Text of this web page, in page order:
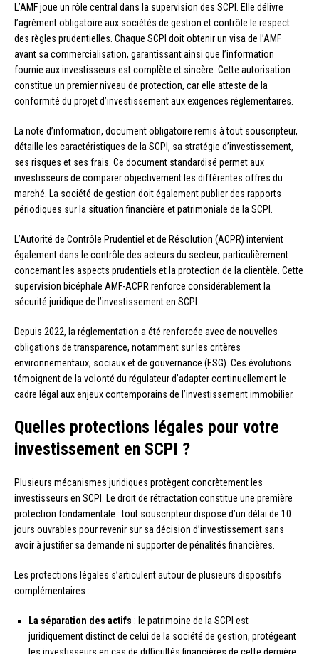
L’AMF joue un rôle central dans la supervision des SCPI. Elle délivre
l’agrément obligatoire aux sociétés de gestion et contrôle le respect
des règles prudentielles. Chaque SCPI doit obtenir un visa de l’AMF
avant sa commercialisation, garantissant ainsi que l’information
fournie aux investisseurs est complète et sincère. Cette autorisation
constitue un premier niveau de protection, car elle atteste de la
conformité du projet d’investissement aux exigences réglementaires.
La note d’information, document obligatoire remis à tout souscripteur,
détaille les caractéristiques de la SCPI, sa stratégie d’investissement,
ses risques et ses frais. Ce document standardisé permet aux
investisseurs de comparer objectivement les différentes offres du
marché. La société de gestion doit également publier des rapports
périodiques sur la situation financière et patrimoniale de la SCPI.
L’Autorité de Contrôle Prudentiel et de Résolution (ACPR) intervient
également dans le contrôle des acteurs du secteur, particulièrement
concernant les aspects prudentiels et la protection de la clientèle. Cette
supervision bicéphale AMF-ACPR renforce considérablement la
sécurité juridique de l’investissement en SCPI.
Depuis 2022, la réglementation a été renforcée avec de nouvelles
obligations de transparence, notamment sur les critères
environnementaux, sociaux et de gouvernance (ESG). Ces évolutions
témoignent de la volonté du régulateur d’adapter continuellement le
cadre légal aux enjeux contemporains de l’investissement immobilier.
Quelles protections légales pour votre
investissement en SCPI ?
Plusieurs mécanismes juridiques protègent concrètement les
investisseurs en SCPI. Le droit de rétractation constitue une première
protection fondamentale : tout souscripteur dispose d’un délai de 10
jours ouvrables pour revenir sur sa décision d’investissement sans
avoir à justifier sa demande ni supporter de pénalités financières.
Les protections légales s’articulent autour de plusieurs dispositifs
complémentaires :
La séparation des actifs : le patrimoine de la SCPI est
juridiquement distinct de celui de la société de gestion, protégeant